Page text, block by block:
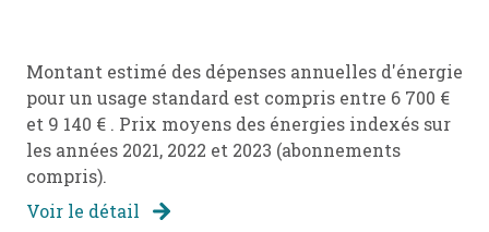
Montant estimé des dépenses annuelles d'énergie
pour un usage standard est compris entre 6 700 €
et 9 140 € . Prix moyens des énergies indexés sur
les années 2021, 2022 et 2023 (abonnements
compris).
Voir le détail